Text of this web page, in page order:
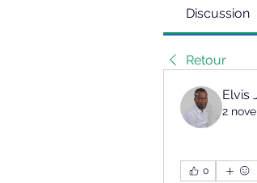
Discussion
Retour
Elvis
2
0